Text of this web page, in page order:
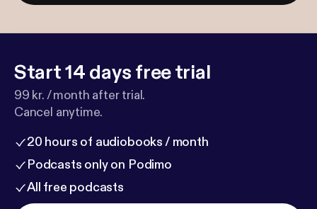
Start 14 days free trial
99 kr. / month after trial.
Cancel anytime.
20 hours of audiobooks / month
Podcasts only on Podimo
All free podcasts